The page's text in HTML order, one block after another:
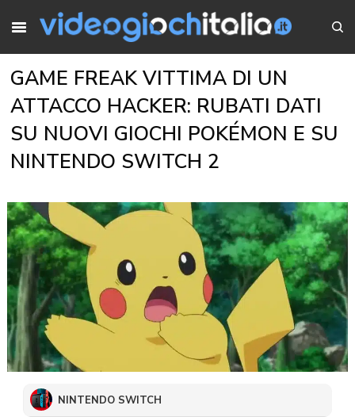
GAME FREAK VITTIMA DI UN
ATTACCO HACKER: RUBATI DATI
SU NUOVI GIOCHI POKÉMON E SU
NINTENDO SWITCH 2
NINTENDO SWITCH